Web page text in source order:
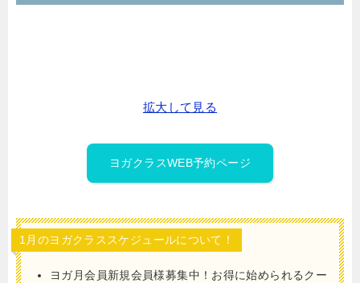
拡大して見る
ヨガクラスWEB予約ページ
1月のヨガクラススケジュールについて！
ヨガ月会員新規会員様募集中！お得に始められるクー